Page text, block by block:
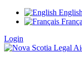
English
Login